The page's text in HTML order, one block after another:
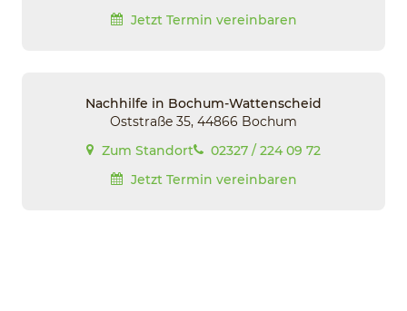
Jetzt Termin vereinbaren
Nachhilfe in Bochum-Wattenscheid
Oststraße 35, 44866 Bochum
Zum Standort
02327 / 224 09 72
Jetzt Termin vereinbaren